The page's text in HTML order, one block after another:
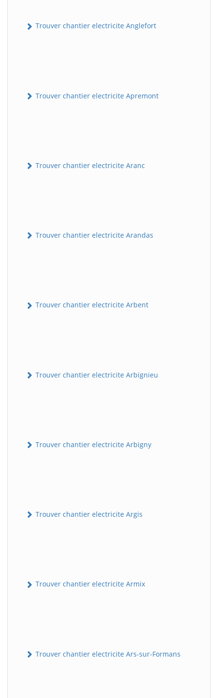
Trouver chantier electricite Anglefort
Trouver chantier electricite Apremont
Trouver chantier electricite Aranc
Trouver chantier electricite Arandas
Trouver chantier electricite Arbent
Trouver chantier electricite Arbignieu
Trouver chantier electricite Arbigny
Trouver chantier electricite Argis
Trouver chantier electricite Armix
Trouver chantier electricite Ars-sur-Formans